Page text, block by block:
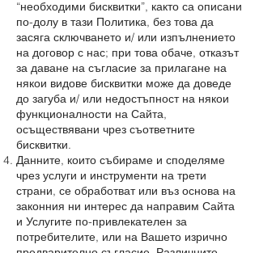
“необходими бисквитки”, както са описани
по-долу в тази Политика, без това да
засяга сключването и/ или изпълнението
на договор с нас; при това обаче, отказът
за даване на съгласие за прилагане на
някои видове бисквитки може да доведе
до загуба и/ или недостъпност на някои
функционалности на Сайта,
осъществявани чрез съответните
бисквитки.
Данните, които събираме и споделяме
чрез услуги и инструменти на трети
страни, се обработват или въз основа на
законния ни интерес да направим Сайта
и Услугите по-привлекателен за
потребителите, или на Вашето изрично